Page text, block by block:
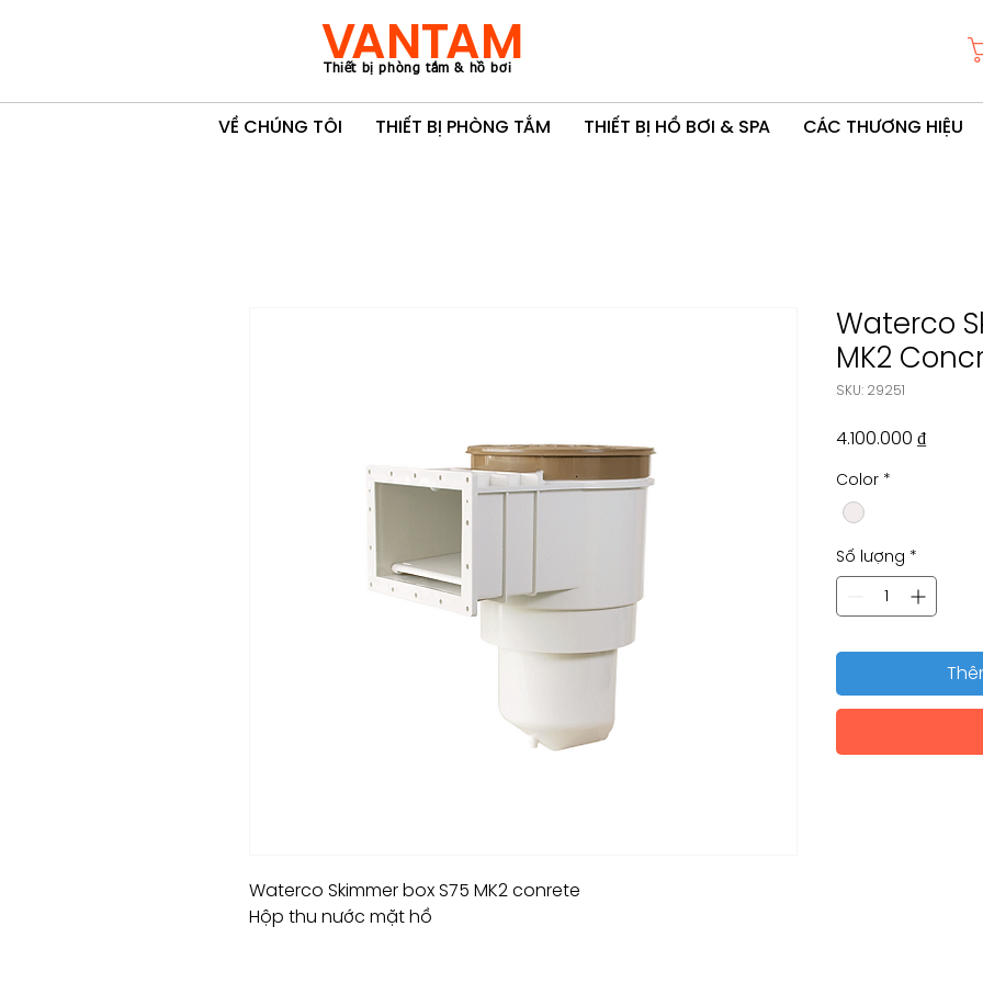
VANTAM
Thiết bị phòng tắm & hồ bơi
VỀ CHÚNG TÔI THIẾT BỊ PHÒNG TẮM THIẾT BỊ HỒ BƠI & SPA CÁC THƯƠNG HIỆU
Waterco Skimmer box S75 MK2 conrete
Hộp thu nước mặt hồ
Waterco
MK2
SKU: 29251
4.100.000 ₫Giá
Color *
Số lượng *